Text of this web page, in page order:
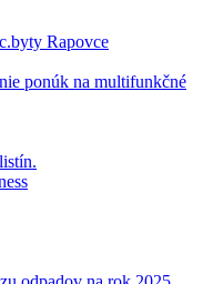
Rapovce
ponúk na multifunkčné